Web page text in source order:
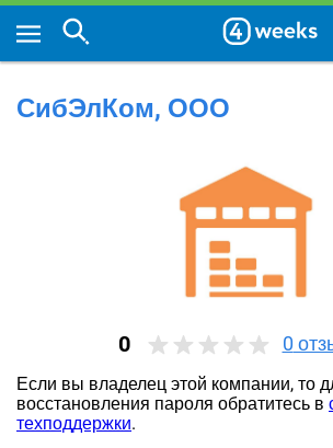
СибЭлКом, ООО
0 0
Если вы владелец этой компании, то
восстановления пароля обратитесь в
техподдержки.